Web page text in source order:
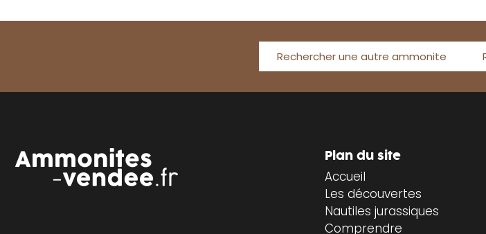
Rechercher une autre ammonite
Plan du site
Accueil
Les découvertes
Nautiles jurassiques
Comprendre